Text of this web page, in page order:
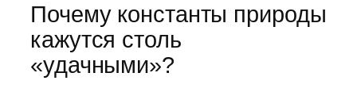
Почему константы природы
кажутся столь
«удачными»?